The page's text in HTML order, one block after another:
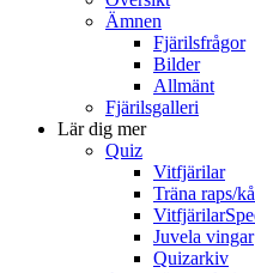
Ämnen
Fjärilsfrågor
Bilder
Allmänt
Fjärilsgalleri
Lär dig mer
Quiz
Vitfjärilar
Träna raps/
Juvela vingar
Quizarkiv